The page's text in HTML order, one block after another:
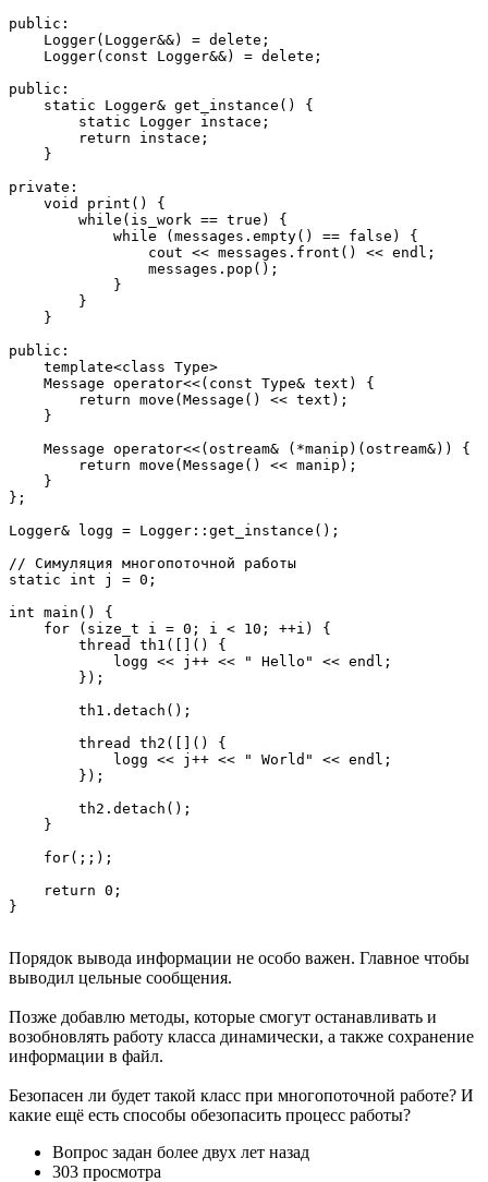
public:
    Logger(Logger&&) = delete;
    Logger(const Logger&&) = delete;
public:
    static Logger& get_instance() {
        static Logger instace;
        return instace;
    }
private:
    void print() {
        while(is_work == true) {
            while (messages.empty() == false) {
                cout << messages.front() << endl;
                messages.pop();
            }
        }
    }
public:
    template<class Type>
    Message operator<<(const Type& text) {
        return move(Message() << text);
    }
    Message operator<<(ostream& (*manip)(ostream&)) {
        return move(Message() << manip);
    }
};
Logger& logg = Logger::get_instance();
// Симуляция многопоточной работы
static int j = 0;
int main() {
    for (size_t i = 0; i < 10; ++i) {
        thread th1([]() {
            logg << j++ << " Hello" << endl;
        });
        th1.detach();
        thread th2([]() {
            logg << j++ << " World" << endl;
        });
        th2.detach();
    }
    for(;;);
    return 0;
}
Порядок вывода информации не особо важен. Главное чтобы
выводил цельные сообщения.
Позже добавлю методы, которые смогут останавливать и
возобновлять работу класса динамически, а также сохранение
информации в файл.
Безопасен ли будет такой класс при многопоточной работе? И
какие ещё есть способы обезопасить процесс работы?
Вопрос задан более двух лет назад
303 просмотра